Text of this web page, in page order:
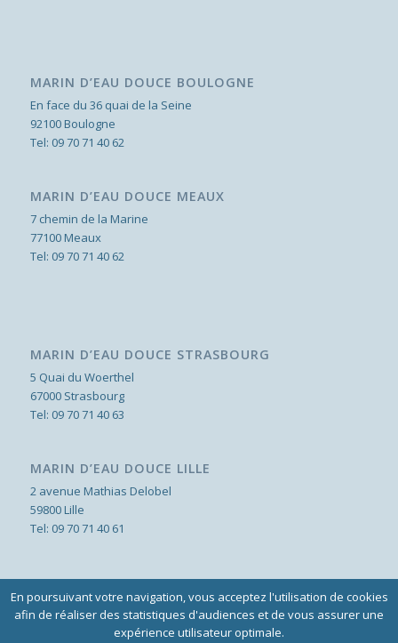
MARIN D’EAU DOUCE BOULOGNE
En face du 36 quai de la Seine
92100 Boulogne
Tel: 09 70 71 40 62
MARIN D’EAU DOUCE MEAUX
7 chemin de la Marine
77100 Meaux
Tel: 09 70 71 40 62
MARIN D’EAU DOUCE STRASBOURG
5 Quai du Woerthel
67000 Strasbourg
Tel: 09 70 71 40 63
MARIN D’EAU DOUCE LILLE
2 avenue Mathias Delobel
59800 Lille
Tel: 09 70 71 40 61
© 2018 - Marin d'Eau Douce - Design: BIM STUDIO - Intégration et
En poursuivant votre navigation, vous acceptez l'utilisation de cookies
afin de réaliser des statistiques d'audiences et de vous assurer une
expérience utilisateur optimale.